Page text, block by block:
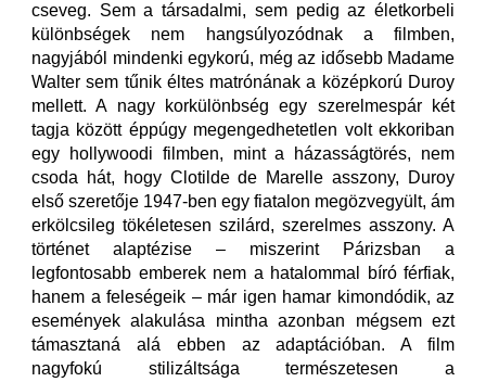
cseveg. Sem a társadalmi, sem pedig az életkorbeli
különbségek nem hangsúlyozódnak a filmben,
nagyjából mindenki egykorú, még az idősebb Madame
Walter sem tűnik éltes matrónának a középkorú Duroy
mellett. A nagy korkülönbség egy szerelmespár két
tagja között éppúgy megengedhetetlen volt ekkoriban
egy hollywoodi filmben, mint a házasságtörés, nem
csoda hát, hogy Clotilde de Marelle asszony, Duroy
első szeretője 1947-ben egy fiatalon megözvegyült, ám
erkölcsileg tökéletesen szilárd, szerelmes asszony. A
történet alaptézise – miszerint Párizsban a
legfontosabb emberek nem a hatalommal bíró férfiak,
hanem a feleségeik – már igen hamar kimondódik, az
események alakulása mintha azonban mégsem ezt
támasztaná alá ebben az adaptációban. A film
nagyfokú stilizáltsága természetesen a